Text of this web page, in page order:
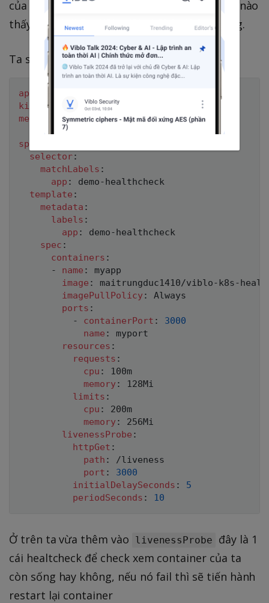
của chúng ta trong quá trình nó chạy, và khi nào
thấy có lỗi trả về là sẽ restart lại app tự động.
Ta sửa lại file deployment.yml
apiVersion
kind
metadata :
name
demo
spec
selector:
matchLabels :
app : demo-healthcheck
template :
metadata :
labels :
app : demo-healthcheck
spec :
containers :
-
name :
myapp
image : maitrungduc1410/viblo-k8s-
imagePullPolicy :
Always
ports :
-
containerPort :
3000
name :
myport
resources :
requests :
cpu :
100m
memory :
128Mi
limits :
cpu :
200m
memory :
256Mi
livenessProbe :
httpGet :
path :
/liveness
port :
3000
initialDelaySeconds :
5
periodSeconds : 10
Ở trên ta vừa thêm vào livenessProbe
đây là 1
cái healtcheck để check xem container của ta
còn sống hay không, nếu nó fail thì sẽ tiến hành
restart lại container